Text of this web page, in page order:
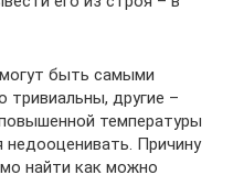
быть самыми
тривиальны, другие –
температуры
недооценивать. Причину
найти как можно